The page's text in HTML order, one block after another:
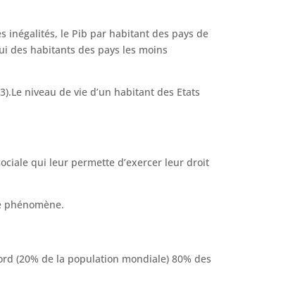
inégalités, le Pib par habitant des pays de
des habitants des pays les moins
niveau de vie d’un habitant des Etats
qui leur permette d’exercer leur droit
phénomène.
(20% de la population mondiale) 80% des